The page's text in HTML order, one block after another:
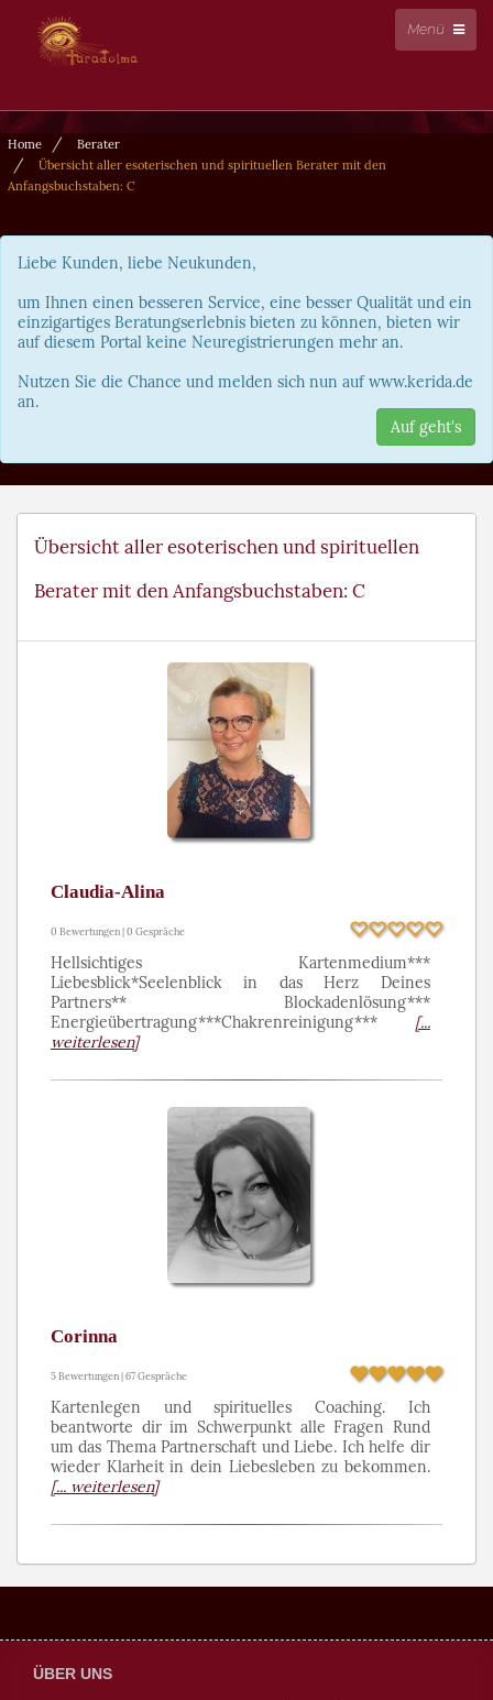
Menü
Home
Berater
Übersicht aller esoterischen und spirituellen Berater mit den
Anfangsbuchstaben: C
Liebe Kunden, liebe Neukunden,
um Ihnen einen besseren Service, eine besser Qualität und ein
einzigartiges Beratungserlebnis bieten zu können, bieten wir
auf diesem Portal keine Neuregistrierungen mehr an.
Nutzen Sie die Chance und melden sich nun auf www.kerida.de
an.
Auf geht's
Übersicht aller esoterischen und spirituellen
Berater mit den Anfangsbuchstaben: C
Claudia-Alina
0 Bewertungen | 0 Gespräche
Hellsichtiges Kartenmedium***
Liebesblick*Seelenblick in das Herz Deines
Partners** Blockadenlösung***
Energieübertragung***Chakrenreinigung*** [...
weiterlesen]
Corinna
5 Bewertungen | 67 Gespräche
Kartenlegen und spirituelles Coaching. Ich
beantworte dir im Schwerpunkt alle Fragen Rund
um das Thema Partnerschaft und Liebe. Ich helfe dir
wieder Klarheit in dein Liebesleben zu bekommen.
[... weiterlesen]
ÜBER UNS